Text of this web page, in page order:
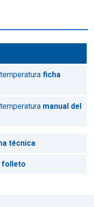
ficha
manual del
técnica
folleto